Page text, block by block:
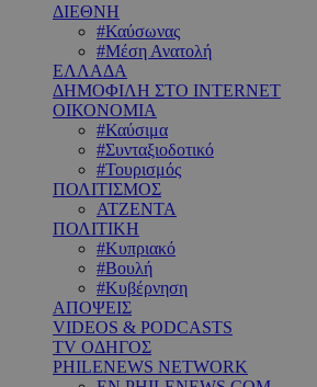
ΔΙΕΘΝΗ
#Καύσωνας
#Μέση Ανατολή
ΕΛΛΑΔΑ
ΔΗΜΟΦΙΛΗ ΣΤΟ INTERNET
ΟΙΚΟΝΟΜΙΑ
#Καύσιμα
#Συνταξιοδοτικό
#Τουρισμός
ΠΟΛΙΤΙΣΜΟΣ
ΑΤΖΕΝΤΑ
ΠΟΛΙΤΙΚΗ
#Κυπριακό
#Βουλή
#Κυβέρνηση
ΑΠΟΨΕΙΣ
VIDEOS & PODCASTS
TV ΟΔΗΓΟΣ
PHILENEWS NETWORK